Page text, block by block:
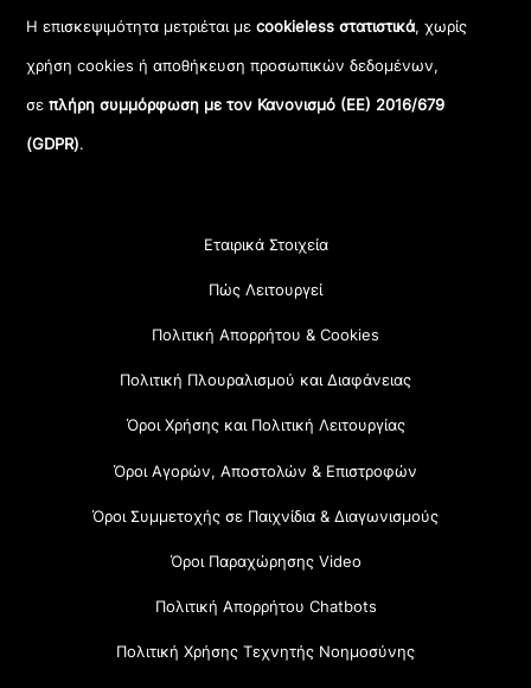
Η επισκεψιμότητα μετριέται μεcookieless στατιστικά, χωρίς
χρήση cookies ή αποθήκευση προσωπικών δεδομένων,
σεπλήρη συμμόρφωση με τον Κανονισμό (ΕΕ) 2016/679
(GDPR).
Εταιρικά Στοιχεία
Πώς Λειτουργεί
Πολιτική Απορρήτου & Cookies
Πολιτική Πλουραλισμού και Διαφάνειας
Όροι Χρήσης και Πολιτική Λειτουργίας
Όροι Αγορών, Αποστολών & Επιστροφών
Όροι Συμμετοχής σε Παιχνίδια & Διαγωνισμούς
Όροι Παραχώρησης Video
Πολιτική Απορρήτου Chatbots
Πολιτική Χρήσης Τεχνητής Νοημοσύνης